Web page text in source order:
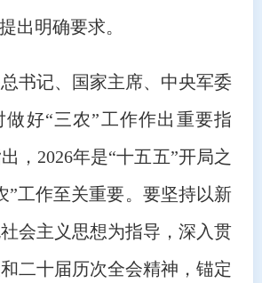
出明确要求。
记、国家主席、中央军委
做好“三农”工作作出重要指
，2026年是“十五五”开局之
”工作至关重要。要坚持以新
会主义思想为指导，深入贯
二十届历次全会精神，锚定